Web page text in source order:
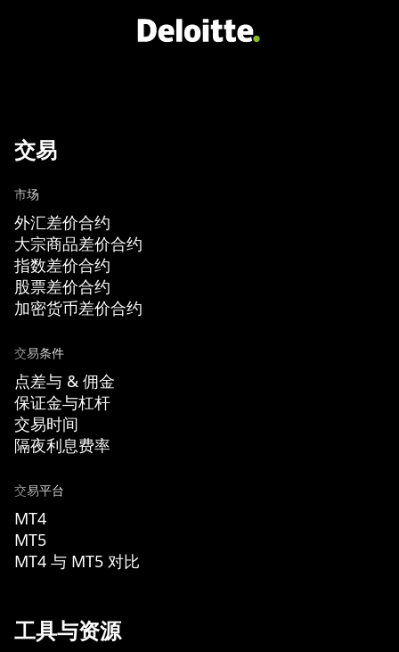
交易
市场
外汇差价合约
大宗商品差价合约
指数差价合约
股票差价合约
加密货币差价合约
交易条件
点差与 & 佣金
保证金与杠杆
交易时间
隔夜利息费率
交易平台
MT4
MT5
MT4 与 MT5 对比
工具与资源